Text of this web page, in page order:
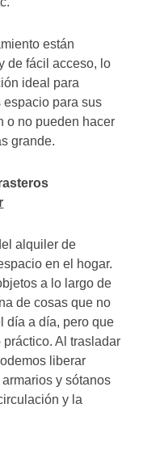
están
de fácil acceso, lo
ideal para
espacio para sus
o no pueden hacer
grande.
alquiler de
en el hogar.
a lo largo de
de cosas que no
día a día, pero que
Al trasladar
liberar
y sótanos
y la